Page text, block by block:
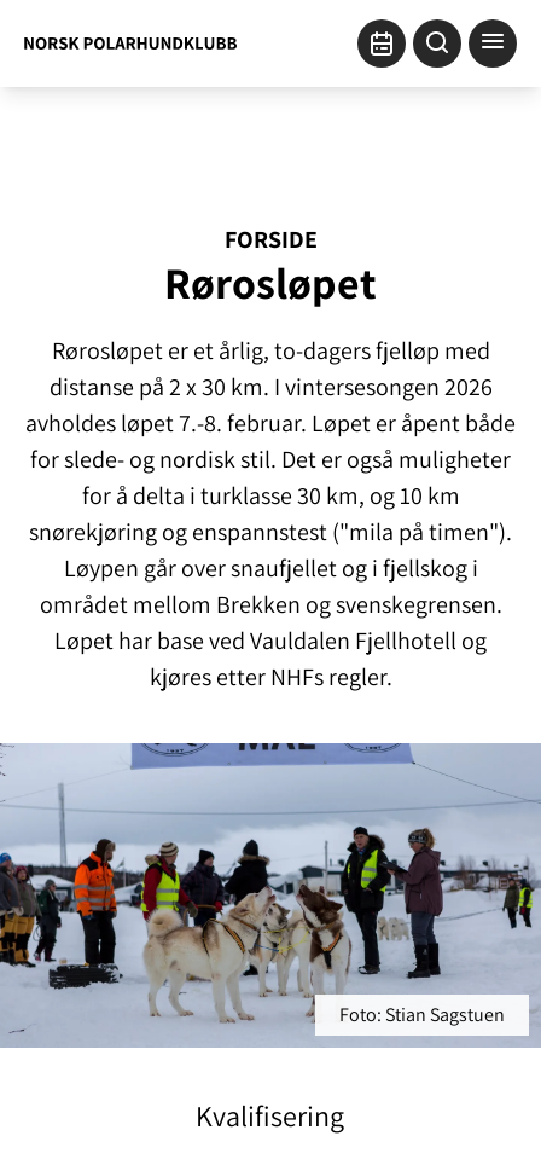
FORSIDE
Rørosløpet
Rørosløpet er et årlig, to-dagers fjelløp med
distanse på 2 x 30 km. I vintersesongen 2026
avholdes løpet 7.-8. februar. Løpet er åpent både
for slede- og nordisk stil. Det er også muligheter
for å delta i turklasse 30 km, og 10 km
snørekjøring og enspannstest ("mila på timen").
Løypen går over snaufjellet og i fjellskog i
området mellom Brekken og svenskegrensen.
Løpet har base ved Vauldalen Fjellhotell og
kjøres etter NHFs regler.
Foto: Stian Sagstuen
Kvalifisering